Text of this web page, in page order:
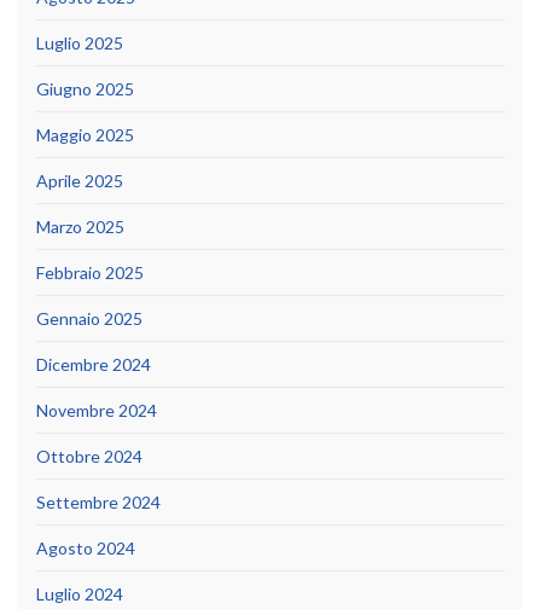
Luglio 2025
Giugno 2025
Maggio 2025
Aprile 2025
Marzo 2025
Febbraio 2025
Gennaio 2025
Dicembre 2024
Novembre 2024
Ottobre 2024
Settembre 2024
Agosto 2024
Luglio 2024